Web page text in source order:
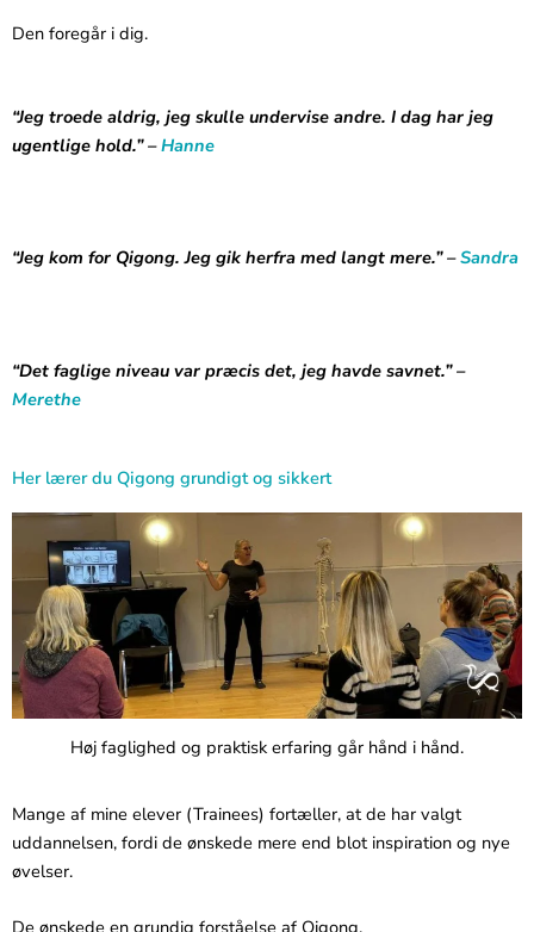
Den foregår i dig.
“Jeg troede aldrig, jeg skulle undervise andre. I dag har jeg
ugentlige hold.” –Hanne
“Jeg kom for Qigong. Jeg gik herfra med langt mere.” –Sandra
“Det faglige niveau var præcis det, jeg havde savnet.” –
Merethe
Her lærer du Qigong grundigt og sikkert
Høj faglighed og praktisk erfaring går hånd i hånd.
Mange af mine elever (Trainees) fortæller, at de har valgt
uddannelsen, fordi de ønskede mere end blot inspiration og nye
øvelser.
De ønskede en grundig forståelse af Qigong.